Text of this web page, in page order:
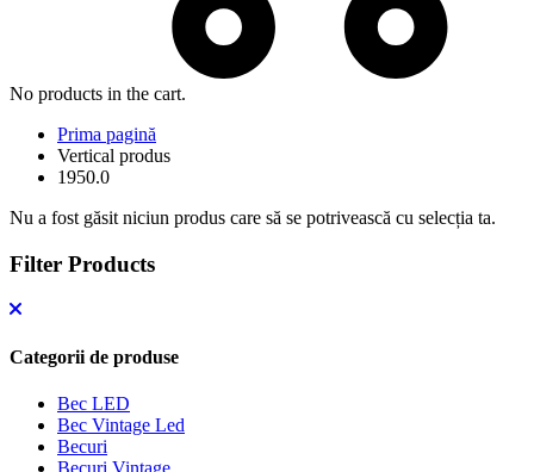
No products in the cart.
Prima pagină
Vertical produs
1950.0
Nu a fost găsit niciun produs care să se potrivească cu selecția ta.
Filter Products
Categorii de produse
Bec LED
Bec Vintage Led
Becuri
Becuri Vintage